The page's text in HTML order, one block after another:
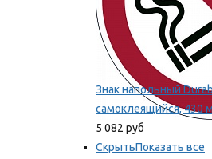
Знак напольный
самоклеящийся, 430
5 082 руб
СкрытьПоказать все